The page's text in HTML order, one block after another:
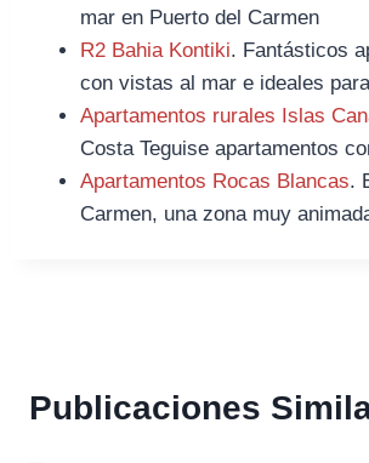
mar en Puerto del Carmen
R2 Bahia Kontiki. Fantásticos
con vistas al mar e ideales
Apartamentos rurales Islas
Costa Teguise apartamentos
Apartamentos Rocas Blancas.
Carmen, una zona muy
Publicaciones